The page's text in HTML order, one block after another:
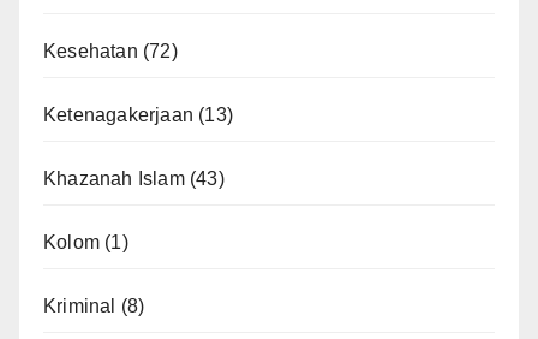
Kesehatan (72)
Ketenagakerjaan (13)
Khazanah Islam(43)
Kolom (1)
Kriminal (8)